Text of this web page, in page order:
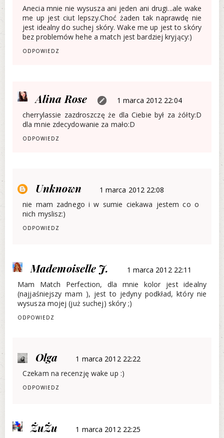
Anecia mnie nie wysusza ani jeden ani drugi...ale wake
me up jest ciut lepszy.Choć żaden tak naprawdę nie
jest idealny do suchej skóry. Wake me up jest to skóry
bez problemów hehe a match jest bardziej kryjący:)
ODPOWIEDZ
Alina Rose
1 marca 2012 22:04
cherrylassie zazdroszczę że dla Ciebie był za żółty:D
dla mnie zdecydowanie za mało:D
ODPOWIEDZ
Unknown
1 marca 2012 22:08
nie mam zadnego i w sumie ciekawa jestem co o
nich myslisz:)
ODPOWIEDZ
Mademoiselle J.
1 marca 2012 22:11
Mam Match Perfection, dla mnie kolor jest idealny
(najjaśniejszy mam ), jest to jedyny podkład, który nie
wysusza mojej (już suchej) skóry ;)
ODPOWIEDZ
Olga
1 marca 2012 22:22
Czekam na recenzję wake up :)
ODPOWIEDZ
ŻuŻu
1 marca 2012 22:25